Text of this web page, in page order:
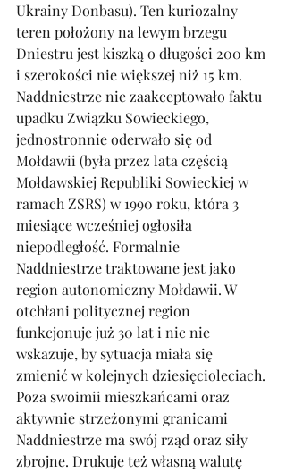
Ukrainy Donbasu). Ten kuriozalny
teren położony na lewym brzegu
Dniestru jest kiszką o długości 200 km
i szerokości nie większej niż 15 km.
Naddniestrze nie zaakceptowało faktu
upadku Związku Sowieckiego,
jednostronnie oderwało się od
Mołdawii (była przez lata częścią
Mołdawskiej Republiki Sowieckiej w
ramach ZSRS) w 1990 roku, która 3
miesiące wcześniej ogłosiła
niepodległość. Formalnie
Naddniestrze traktowane jest jako
region autonomiczny Mołdawii. W
otchłani politycznej region
funkcjonuje już 30 lat i nic nie
wskazuje, by sytuacja miała się
zmienić w kolejnych dziesięcioleciach.
Poza swoimii mieszkańcami oraz
aktywnie strzeżonymi granicami
Naddniestrze ma swój rząd oraz siły
zbrojne. Drukuje też własną walutę